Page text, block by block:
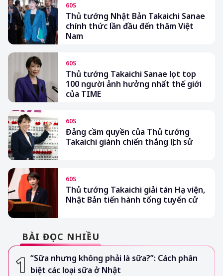
60S
Thủ tướng Nhật Bản Takaichi Sanae
chính thức lần đầu đến thăm Việt
Nam
60S
Thủ tướng Takaichi Sanae lọt top
100 người ảnh hưởng nhất thế giới
của TIME
60S
Đảng cầm quyền của Thủ tướng
Takaichi giành chiến thắng lịch sử
60S
Thủ tướng Takaichi giải tán Hạ viện,
Nhật Bản tiến hành tổng tuyển cử
BÀI ĐỌC NHIỀU
“Sữa nhưng không phải là sữa?”: Cách phân
biệt các loại sữa ở Nhật